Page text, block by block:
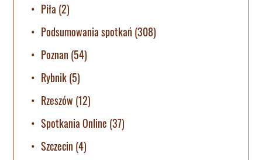
Piła (2)
Podsumowania spotkań (308)
Poznan (54)
Rybnik(5)
Rzeszów (12)
Spotkania Online (37)
Szczecin (4)